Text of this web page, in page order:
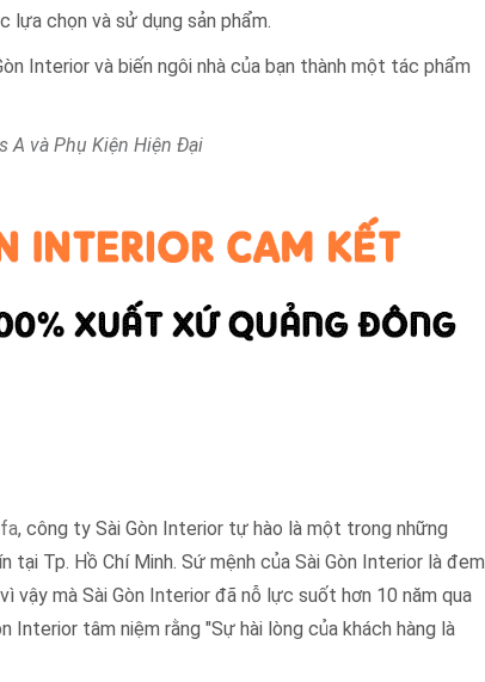
lựa chọn và sử dụng sản phẩm.
Interior và biến ngôi nhà của bạn thành một tác phẩm
A và Phụ Kiện Hiện Đại
, công ty Sài Gòn Interior tự hào là một trong những
Tp. Hồ Chí Minh. Sứ mệnh của Sài Gòn Interior là đem
mà Sài Gòn Interior đã nỗ lực suốt hơn 10 năm qua
Interior tâm niệm rằng "Sự hài lòng của khách hàng là